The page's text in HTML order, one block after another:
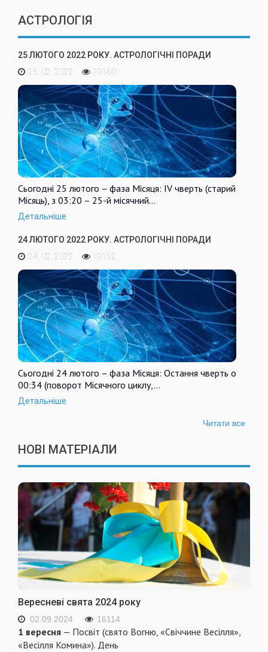
АСТРОЛОГІЯ
25 ЛЮТОГО 2022 РОКУ. АСТРОЛОГІЧНІ ПОРАДИ
25. 02. 2022
19160
Сьогодні 25 лютого – фаза Місяця: IV чверть (старий
Місяць), з 03:20 – 25-й місячний…
Детальніше
24 ЛЮТОГО 2022 РОКУ. АСТРОЛОГІЧНІ ПОРАДИ
24. 02. 2022
19152
Сьогодні 24 лютого – фаза Місяця: Остання чверть о
00:34 (поворот Місячного циклу,…
Детальніше
Читати все
НОВІ МАТЕРІАЛИ
Вересневі свята 2024 року
02.09.2024 16114
1 вересня — Посвіт (свято Вогню, «Свіччине Весілля»,
«Весілля Комина»). День